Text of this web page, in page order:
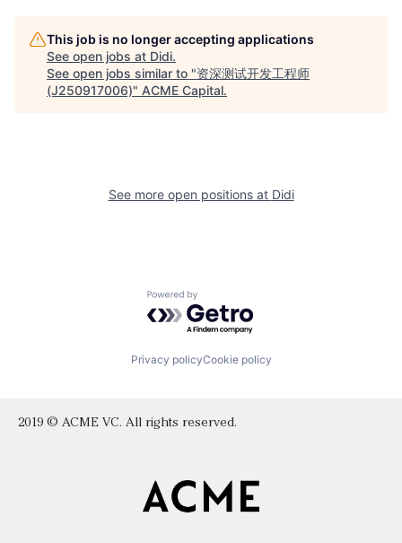
This job is no longer accepting applications
See open jobs at Didi.
See open jobs similar to "资深测试开发工程师
(J250917006)" ACME Capital.
See more open positions at Didi
Powered by Getro.com
Privacy policyCookie policy
2019 © ACME VC. All rights reserved.